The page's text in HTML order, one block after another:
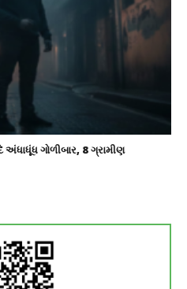
ગોળીબાર, 8 ગ્રામીણ